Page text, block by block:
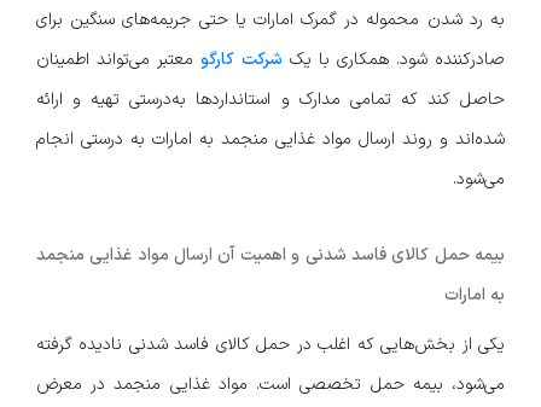
به رد شدن محموله در گمرک امارات یا حتی جریمه‌های سنگین برای
صادرکننده شود. همکاری با یک شرکت کارگو معتبر می‌تواند اطمینان
حاصل کند که تمامی مدارک و استانداردها به‌درستی تهیه و ارائه
شده‌اند و روند ارسال مواد غذایی منجمد به امارات به درستی انجام
می‌شود.
بیمه حمل کالای فاسد شدنی و اهمیت آن ارسال مواد غذایی منجمد
به امارات
یکی از بخش‌هایی که اغلب در حمل کالای فاسد شدنی نادیده گرفته
می‌شود، بیمه حمل تخصصی است. مواد غذایی منجمد در معرض